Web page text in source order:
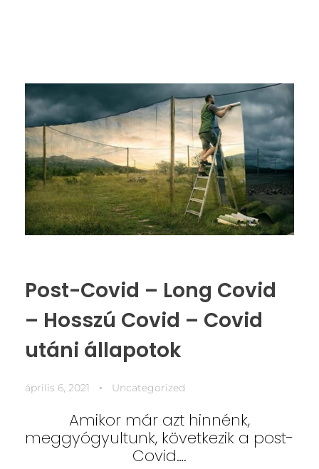
Post-Covid – Long Covid
– Hosszú Covid – Covid
utáni állapotok
április 6, 2021 Uncategorized
Amikor már azt hinnénk,
meggyógyultunk, következik a post-
Covid….